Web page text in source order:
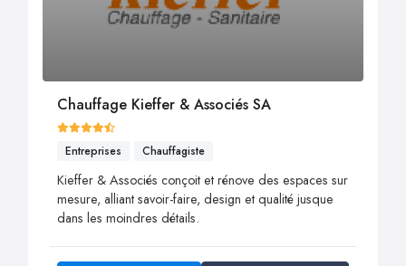
Chauffage Kieffer & Associés SA
Entreprises Chauffagiste
Kieffer & Associés conçoit et rénove des espaces sur
mesure, alliant savoir-faire, design et qualité jusque
dans les moindres détails.